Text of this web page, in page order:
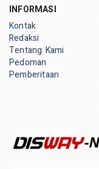
INFORMASI
Kontak
Redaksi
Tentang Kami
Pedoman
Pemberitaan